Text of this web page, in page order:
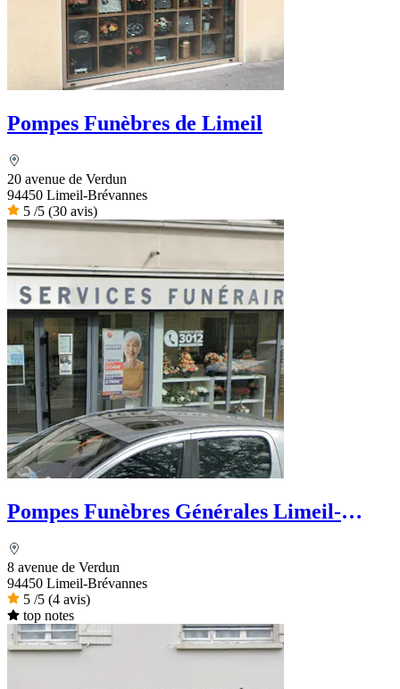
Pompes Funèbres de Limeil
20 avenue de Verdun
94450 Limeil-Brévannes
5 /5 (30 avis)
Pompes Funèbres Générales Limeil-
8 avenue de Verdun
94450 Limeil-Brévannes
5 /5 (4 avis)
top notes